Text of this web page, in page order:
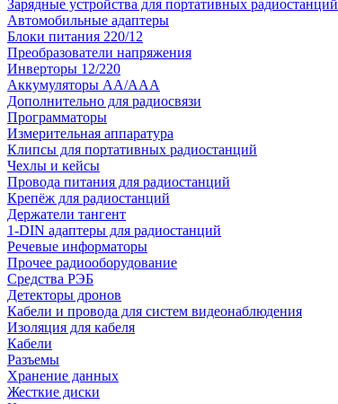
Зарядные устройства для портативных радиостанций
Автомобильные адаптеры
Блоки питания 220/12
Преобразователи напряжения
Инверторы 12/220
Аккумуляторы АА/ААА
Дополнительно для радиосвязи
Программаторы
Измерительная аппаратура
Клипсы для портативных радиостанций
Чехлы и кейсы
Провода питания для радиостанций
Крепёж для радиостанций
Держатели тангент
1-DIN адаптеры для радиостанций
Речевые информаторы
Прочее радиооборудование
Средства РЭБ
Детекторы дронов
Кабели и провода для систем видеонаблюдения
Изоляция для кабеля
Кабели
Разъемы
Хранение данных
Жесткие диски